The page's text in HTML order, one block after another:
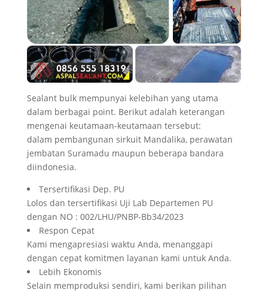
Sealant bulk mempunyai kelebihan yang utama
dalam berbagai point. Berikut adalah keterangan
mengenai keutamaan-keutamaan tersebut:
dalam pembangunan sirkuit Mandalika, perawatan
jembatan Suramadu maupun beberapa bandara
diindonesia.
Tersertifikasi Dep. PU
Lolos dan tersertifikasi Uji Lab Departemen PU
dengan NO : 002/LHU/PNBP-Bb34/2023
Respon Cepat
Kami mengapresiasi waktu Anda, menanggapi
dengan cepat komitmen layanan kami untuk Anda.
Lebih Ekonomis
Selain memproduksi sendiri, kami berikan pilihan